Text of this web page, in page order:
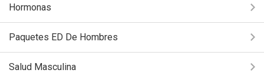
Hormonas
Paquetes ED De Hombres
Salud Masculina